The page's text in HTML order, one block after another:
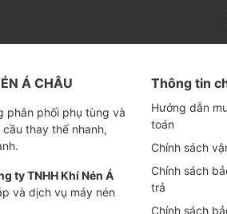
của Dầu Compkorea
bảo hiệu suất bôi trơn ổn định,
Ngăn ngừa hình thành cặn bẩn,
Sử dụng cho máy nén khí trục
trong việc thay thế và bảo trì.
Compkorea
Á CHÂU
phân phối phụ tùng và
thay thế nhanh,
ty TNHH Khí Nén Á
và dịch vụ máy nén
Thông tin
Hướng dẫn
toán
Chính sách
Chính sách
trả
Chính sách